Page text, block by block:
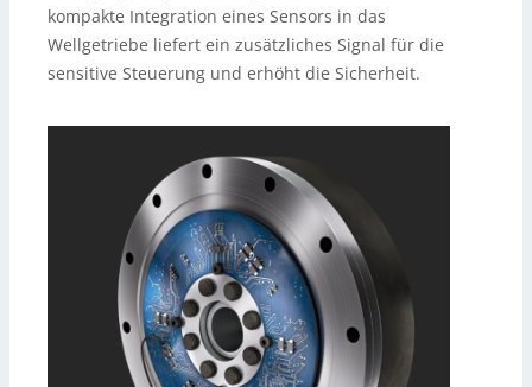
kompakte Integration eines Sensors in das
Wellgetriebe liefert ein zusätzliches Signal für die
sensitive Steuerung und erhöht die Sicherheit.